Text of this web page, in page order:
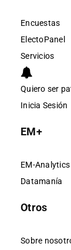
Encuestas
ElectoPanel
Servicios
Quiero ser
Inicia Sesión
EM+
EM-Analytics
Datamanía
Otros
Sobre